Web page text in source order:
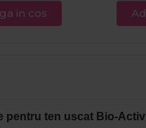
in cos
pentru ten uscat Bio-Activ